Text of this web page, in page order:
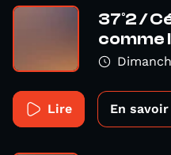
37°2 /
comme
Lire En